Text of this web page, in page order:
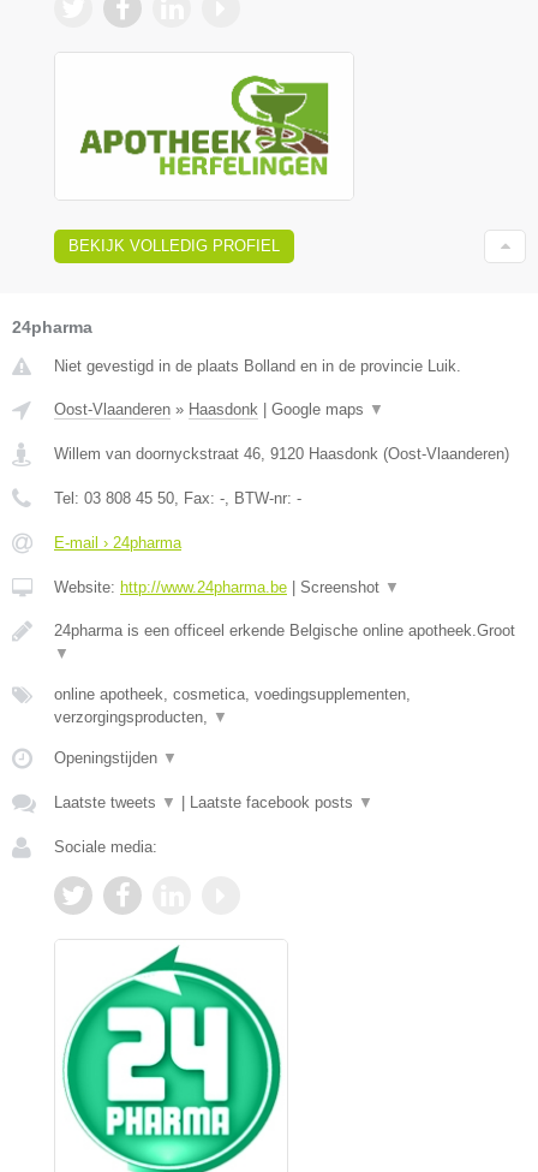
BEKIJK VOLLEDIG PROFIEL
24pharma
Niet gevestigd in de plaats Bolland en in de provincie Luik.
Oost-Vlaanderen » Haasdonk Google maps ▼
Willem van doornyckstraat 46, 9120 Haasdonk (Oost-Vlaanderen)
Tel: 03 808 45 50, Fax: -, BTW-nr: -
E-mail › 24pharma
Website: http://www.24pharma.be Screenshot ▼
24pharma is een officeel erkende Belgische online apotheek.Groot
▼
online apotheek, cosmetica, voedingsupplementen,
verzorgingsproducten, ▼
Openingstijden ▼
Laatste tweets ▼ Laatste facebook posts ▼
Sociale media: